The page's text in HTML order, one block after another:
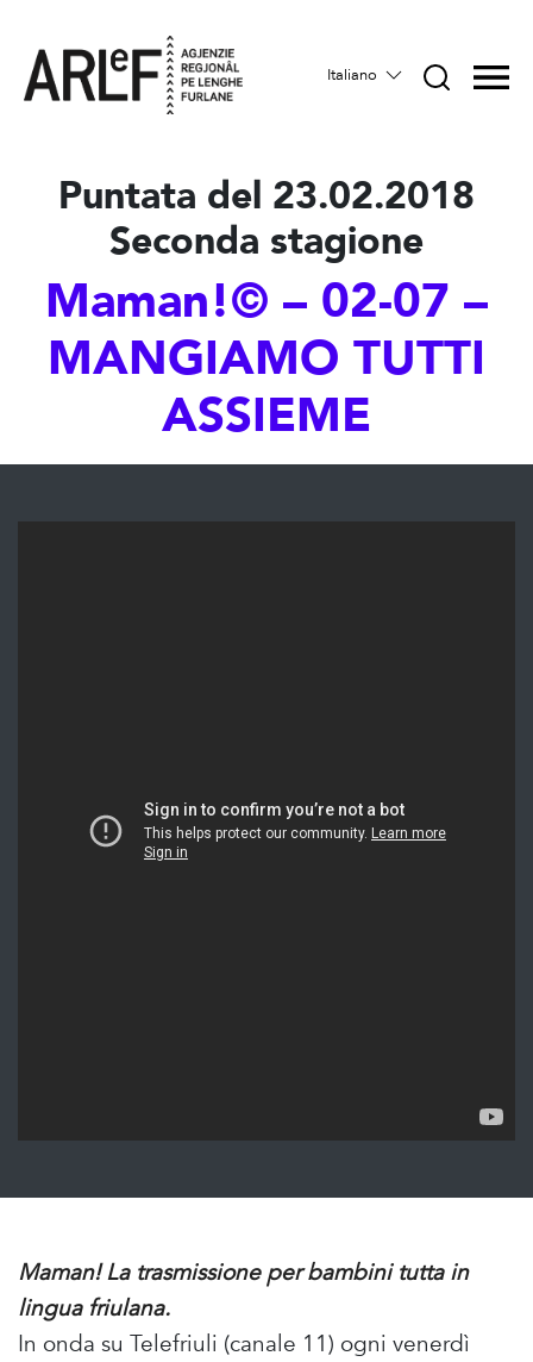
Italiano
Puntata del 23.02.2018
Seconda stagione
Maman!© – 02-07 –
MANGIAMO TUTTI
ASSIEME
Maman! La trasmissione per bambini tutta in
lingua friulana.
In onda su Telefriuli (canale 11) ogni venerdì